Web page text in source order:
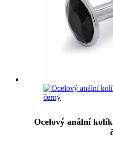
Ocelový anální